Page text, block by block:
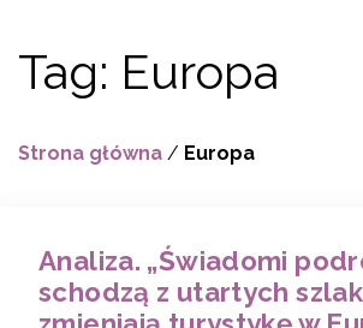
Tag: Europa
Strona główna / Europa
Analiza. „Świadomi
schodzą z utartych